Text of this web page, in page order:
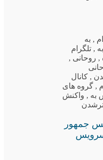
, به
, تلگرام
, روحانی ,
, کانال
, گروه های
به , واکنش
جمهور
سرویس